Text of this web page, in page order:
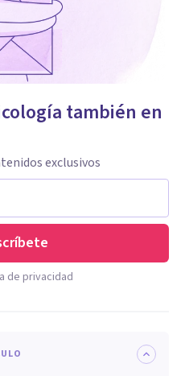
también en
exclusivos
de privacidad